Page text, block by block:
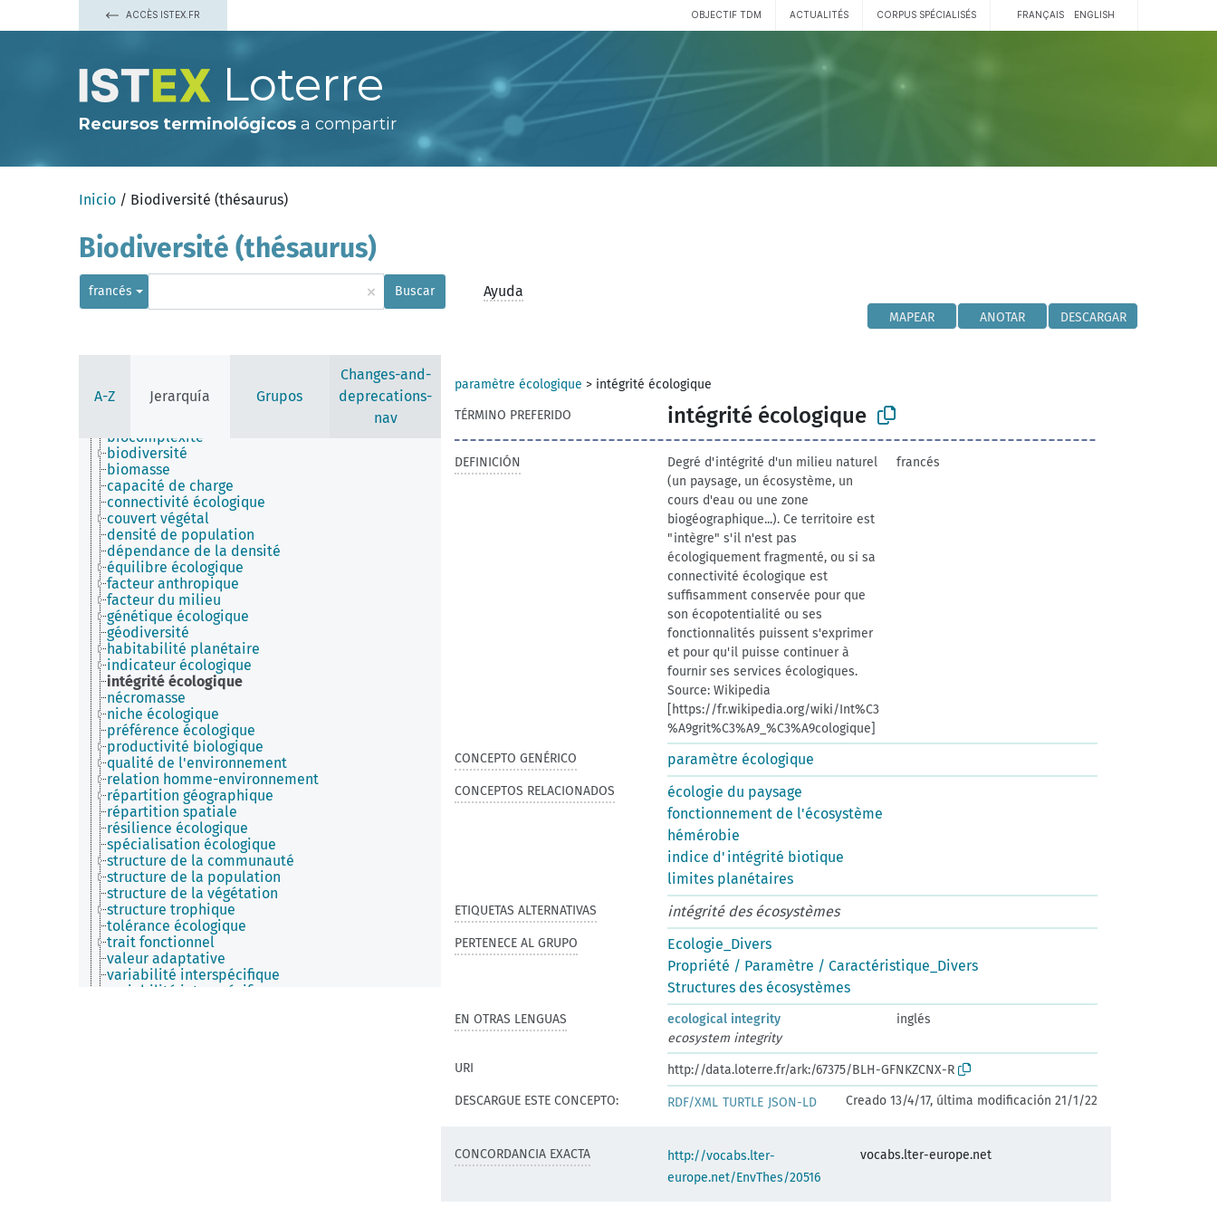
ACCÈS ISTEX.FR OBJECTIF TDM ACTUALITÉS CORPUS SPÉCIALISÉS FRANÇAIS ENGLISH
Loterre
Recursos terminológicos a compartir
Inicio / Biodiversité (thésaurus)
Biodiversité (thésaurus)
francés × Buscar Ayuda
MAPEAR ANOTAR DESCARGAR
A-Z Jerarquía Grupos
Changes-and-
deprecations-
nav
broutage animal (déprécié)
droit de l'environnement
écologie
écologie appliquée
environnement
aérobiose
anaérobiose
barrière écologique
biocomplexité
biodiversité
biomasse
capacité de charge
connectivité écologique
couvert végétal
densité de population
dépendance de la densité
équilibre écologique
facteur anthropique
facteur du milieu
génétique écologique
géodiversité
habitabilité planétaire
indicateur écologique
intégrité écologique
nécromasse
niche écologique
préférence écologique
productivité biologique
qualité de l'environnement
relation homme-environnement
répartition géographique
répartition spatiale
résilience écologique
spécialisation écologique
structure de la communauté
structure de la population
structure de la végétation
structure trophique
tolérance écologique
trait fonctionnel
valeur adaptative
variabilité interspécifique
variabilité intraspécifique
paramètre écologique > intégrité écologique
TÉRMINO PREFERIDO
intégrité écologique
DEFINICIÓN
Degré d'intégrité d'un milieu naturel
(un paysage, un écosystème, un
cours d'eau ou une zone
biogéographique...). Ce territoire est
"intègre" s'il n'est pas
écologiquement fragmenté, ou si sa
connectivité écologique est
suffisamment conservée pour que
son écopotentialité ou ses
fonctionnalités puissent s'exprimer
et pour qu'il puisse continuer à
fournir ses services écologiques.
Source: Wikipedia
[https://fr.wikipedia.org/wiki/Int%C3
%A9grit%C3%A9_%C3%A9cologique]
francés
CONCEPTO GENÉRICO paramètre écologique
CONCEPTOS RELACIONADOS
écologie du paysage
fonctionnement de l'écosystème
hémérobie
indice d'intégrité biotique
limites planétaires
ETIQUETAS ALTERNATIVAS intégrité des écosystèmes
PERTENECE AL GRUPO
Ecologie_Divers
Propriété / Paramètre / Caractéristique_Divers
Structures des écosystèmes
EN OTRAS LENGUAS ecological integrity
inglés
ecosystem integrity
URI
http://data.loterre.fr/ark:/67375/BLH-GFNKZCNX-R
DESCARGUE ESTE CONCEPTO:
RDF/XML TURTLE JSON-LD Creado 13/4/17, última modificación 21/1/22
CONCORDANCIA EXACTA
http://vocabs.lter-
europe.net/EnvThes/20516
vocabs.lter-europe.net